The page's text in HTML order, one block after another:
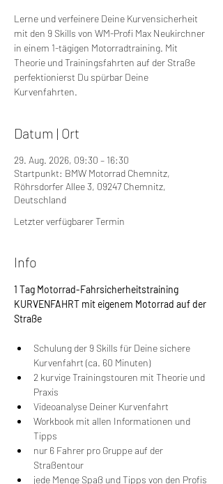
Lerne und verfeinere Deine Kurvensicherheit
mit den 9 Skills von WM-Profi Max Neukirchner
in einem 1-tägigen Motorradtraining. Mit
Theorie und Trainingsfahrten auf der Straße
perfektionierst Du spürbar Deine
Kurvenfahrten.
Datum | Ort
29. Aug. 2026, 09:30 – 16:30
Startpunkt: BMW Motorrad Chemnitz,
Röhrsdorfer Allee 3, 09247 Chemnitz,
Deutschland
Letzter verfügbarer Termin
Info
1 Tag Motorrad-Fahrsicherheitstraining
KURVENFAHRT mit eigenem Motorrad auf der
Straße
Schulung der 9 Skills für Deine sichere
Kurvenfahrt (ca. 60 Minuten)
2 kurvige Trainingstouren mit Theorie und
Praxis
Videoanalyse Deiner Kurvenfahrt
Workbook mit allen Informationen und
Tipps
nur 6 Fahrer pro Gruppe auf der
Straßentour
jede Menge Spaß und Tipps von den Profis